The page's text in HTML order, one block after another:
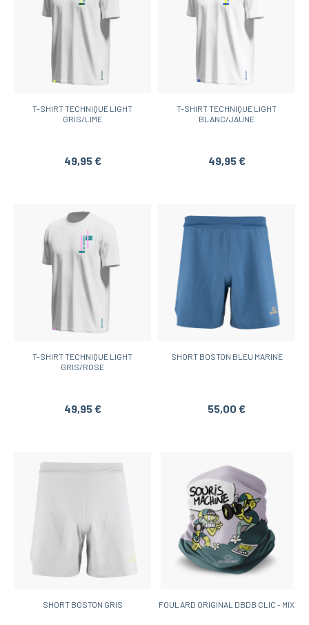
T-SHIRT TECHNIQUE LIGHT
GRIS/LIME
49,95 €
T-SHIRT TECHNIQUE LIGHT
BLANC/JAUNE
49,95 €
T-SHIRT TECHNIQUE LIGHT
GRIS/ROSE
49,95 €
SHORT BOSTON BLEU MARINE
55,00 €
SHORT BOSTON GRIS FOULARD ORIGINAL DBDB CLIC - MIX